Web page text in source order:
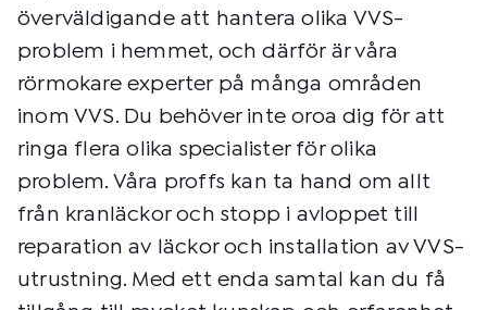
överväldigande att hantera olika VVS-
problem i hemmet, och därför är våra
rörmokare experter på många områden
inom VVS. Du behöver inte oroa dig för att
ringa flera olika specialister för olika
problem. Våra proffs kan ta hand om allt
från kranläckor och stopp i avloppet till
reparation av läckor och installation av VVS-
utrustning. Med ett enda samtal kan du få